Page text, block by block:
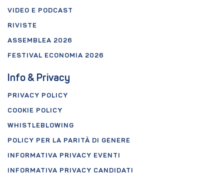
VIDEO E PODCAST
RIVISTE
ASSEMBLEA 2026
FESTIVAL ECONOMIA 2026
Info & Privacy
PRIVACY POLICY
COOKIE POLICY
WHISTLEBLOWING
POLICY PER LA PARITÀ DI GENERE
INFORMATIVA PRIVACY EVENTI
INFORMATIVA PRIVACY CANDIDATI